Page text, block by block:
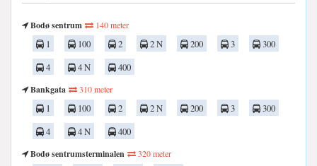
Bodø sentrum 140 meter
1 100 2 2 N 200 3
300
4
4 N
400
Bankgata
310 meter
1 100 2 2 N 200 3
300
4
4 N
400
Bodø sentrumsterminalen
320 meter